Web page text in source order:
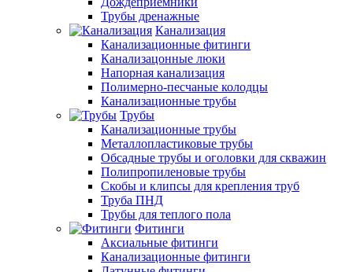
Трубы дренажные
Канализация
Канализационные фитинги
Канализацонные люки
Напорная канализация
Полимерно-песчаные колодцы
Канализационные трубы
Трубы
Канализационные трубы
Металлопластиковые трубы
Обсадные трубы и оголовки для скважин
Полипропиленовые трубы
Скобы и клипсы для крепления труб
Труба ПНД
Трубы для теплого пола
Фитинги
Аксиальные фитинги
Канализационные фитинги